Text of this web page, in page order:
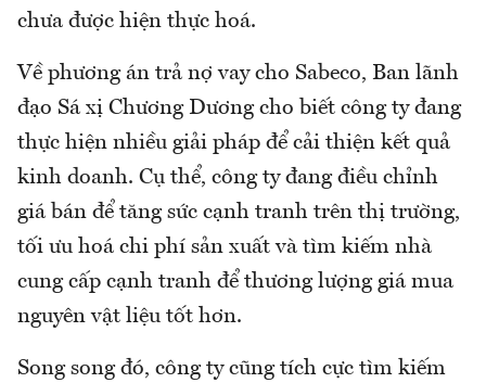
chưa được hiện thực hoá.
Về phương án trả nợ vay cho Sabeco, Ban lãnh
đạo Sá xị Chương Dương cho biết công ty đang
thực hiện nhiều giải pháp để cải thiện kết quả
kinh doanh. Cụ thể, công ty đang điều chỉnh
giá bán để tăng sức cạnh tranh trên thị trường,
tối ưu hoá chi phí sản xuất và tìm kiếm nhà
cung cấp cạnh tranh để thương lượng giá mua
nguyên vật liệu tốt hơn.
Song song đó, công ty cũng tích cực tìm kiếm